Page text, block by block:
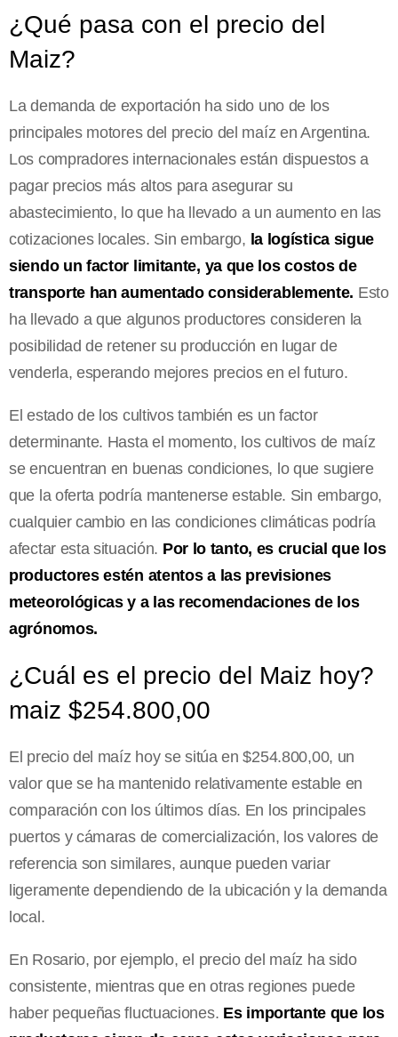
¿Qué pasa con el precio del
Maiz?
La demanda de exportación ha sido uno de los
principales motores del precio del maíz en Argentina.
Los compradores internacionales están dispuestos a
pagar precios más altos para asegurar su
abastecimiento, lo que ha llevado a un aumento en las
cotizaciones locales. Sin embargo, la logística sigue
siendo un factor limitante, ya que los costos de
transporte han aumentado considerablemente. Esto
ha llevado a que algunos productores consideren la
posibilidad de retener su producción en lugar de
venderla, esperando mejores precios en el futuro.
El estado de los cultivos también es un factor
determinante. Hasta el momento, los cultivos de maíz
se encuentran en buenas condiciones, lo que sugiere
que la oferta podría mantenerse estable. Sin embargo,
cualquier cambio en las condiciones climáticas podría
afectar esta situación. Por lo tanto, es crucial que los
productores estén atentos a las previsiones
meteorológicas y a las recomendaciones de los
agrónomos.
¿Cuál es el precio del Maiz hoy?
maiz $254.800,00
El precio del maíz hoy se sitúa en $254.800,00, un
valor que se ha mantenido relativamente estable en
comparación con los últimos días. En los principales
puertos y cámaras de comercialización, los valores de
referencia son similares, aunque pueden variar
ligeramente dependiendo de la ubicación y la demanda
local.
En Rosario, por ejemplo, el precio del maíz ha sido
consistente, mientras que en otras regiones puede
haber pequeñas fluctuaciones. Es importante que los